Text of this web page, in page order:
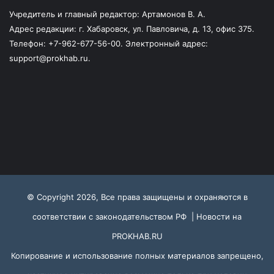
Учредитель и главный редактор: Артамонов В. А.
Адрес редакции: г. Хабаровск, ул. Павловича, д. 13, офис 375.
Телефон: +7-962-677-56-00. Электронный адрес:
support@prokhab.ru.
© Copyright 2026, Все права защищены и охраняются в
соответствии с законодательством РФ | Новости на
PROKHAB.RU
Копирование и использование полных материалов запрещено,